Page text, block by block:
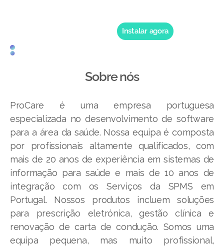
Instalar agora
Sobre nós
ProCare é uma empresa portuguesa
especializada no desenvolvimento de software
para a área da saúde. Nossa equipa é composta
por profissionais altamente qualificados, com
mais de 20 anos de experiência em sistemas de
informação para saúde e mais de 10 anos de
integração com os Serviços da SPMS em
Portugal. Nossos produtos incluem soluções
para prescrição eletrónica, gestão clínica e
renovação de carta de condução. Somos uma
equipa pequena, mas muito profissional,